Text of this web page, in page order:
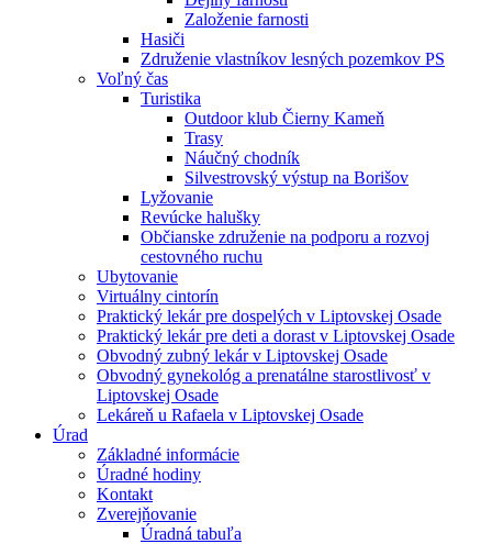
Založenie farnosti
Hasiči
Združenie vlastníkov lesných pozemkov PS
Voľný čas
Turistika
Outdoor klub Čierny Kameň
Trasy
Náučný chodník
Silvestrovský výstup na Borišov
Lyžovanie
Revúcke halušky
Občianske združenie na podporu a rozvoj
cestovného ruchu
Ubytovanie
Virtuálny cintorín
Praktický lekár pre dospelých v Liptovskej Osade
Praktický lekár pre deti a dorast v Liptovskej Osade
Obvodný zubný lekár v Liptovskej Osade
Obvodný gynekológ a prenatálne starostlivosť v
Liptovskej Osade
Lekáreň u Rafaela v Liptovskej Osade
Úrad
Základné informácie
Úradné hodiny
Kontakt
Zverejňovanie
Úradná tabuľa